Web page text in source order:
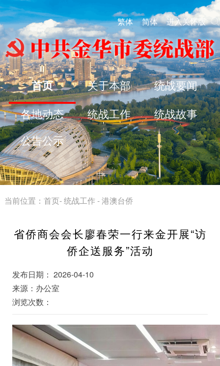
繁体 简体 进入关怀版
首页 关于本部 统战要闻
各地动态 统战工作 统战故事
公告公示
当前位置： 首页-统战工作-港澳台侨
省侨商会会长廖春荣一行来金开展“访
侨企送服务”活动
发布日期： 2026-04-10
来源：办公室
浏览次数：